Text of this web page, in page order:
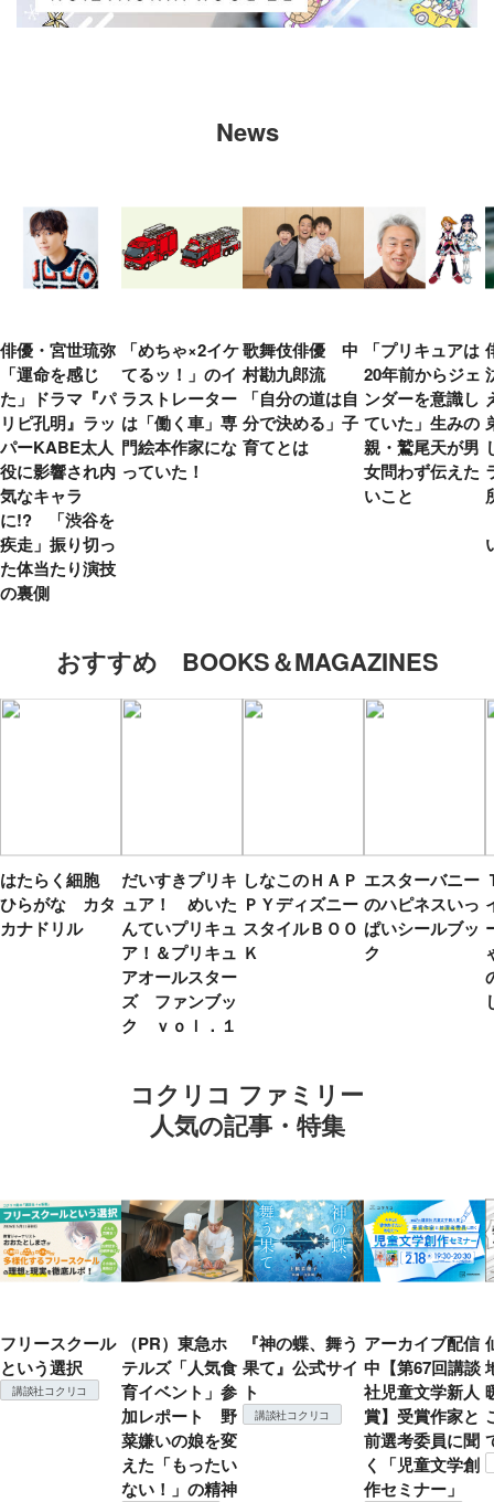
News
俳優・宮世琉弥
「運命を感じ
た」ドラマ『パ
リピ孔明』ラッ
パーKABE太人
役に影響され内
気なキャラ
に!? 「渋谷を
疾走」振り切っ
た体当たり演技
の裏側
「めちゃ×2イケ
てるッ！」のイ
ラストレーター
は「働く車」専
門絵本作家にな
っていた！
歌舞伎俳優 中
村勘九郎流
「自分の道は自
分で決める」子
育てとは
「プリキュアは
20年前からジェ
ンダーを意識し
ていた」生みの
親・鷲尾天が男
女問わず伝えた
いこと
おすすめ BOOKS＆MAGAZINES
はたらく細胞
ひらがな カタ
カナドリル
だいすきプリキ
ュア！ めいた
んていプリキュ
ア！＆プリキュ
アオールスター
ズ ファンブッ
ク ｖｏｌ．１
しなこのＨＡＰ
ＰＹディズニー
スタイルＢＯＯ
Ｋ
エスターバニー
のハピネスいっ
ぱいシールブッ
ク
コクリコ ファミリー
人気の記事・特集
フリースクール
という選択
講談社コクリコ
（PR）東急ホ
テルズ「人気食
育イベント」参
加レポート 野
菜嫌いの娘を変
えた「もったい
ない！」の精神
『神の蝶、舞う
果て』公式サイ
ト
講談社コクリコ
アーカイブ配信
中【第67回講談
社児童文学新人
賞】受賞作家と
前選考委員に聞
く「児童文学創
作セミナー」